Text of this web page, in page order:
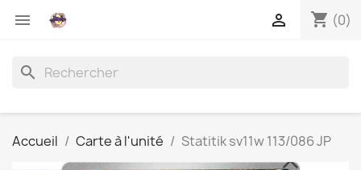
 shopping_cart (0)

search
Accueil Carte à l'unité Statitik sv11w 113/086 JP